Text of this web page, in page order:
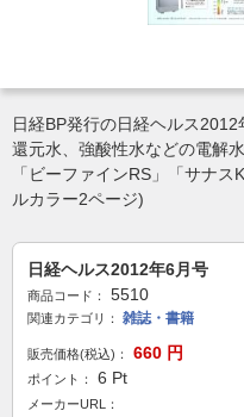
日経BP発行の日経ヘルス2012
還元水、強酸性水などの電解
「ビーファインRS」「サナ
ルカラー2ページ)
日経ヘルス2012年6月号
商品コード： 5510
関連カテゴリ： 雑誌・書籍
販売価格(税込)： 660 円
ポイント： 6 Pt
メーカーURL：